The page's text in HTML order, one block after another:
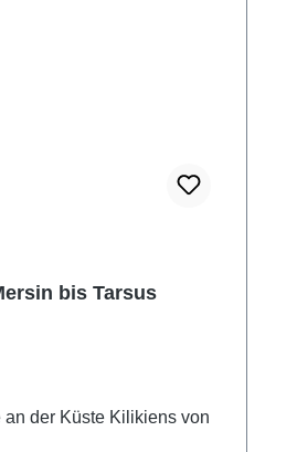
bis Tarsus
an der Küste Kilikiens von